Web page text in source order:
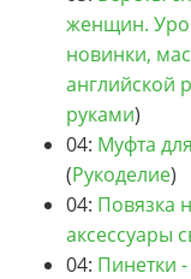
женщин.
новинки,
английской
руками)
04: Муфта
(Рукоделие)
04: Повязка
аксессуары
04: Пинетки